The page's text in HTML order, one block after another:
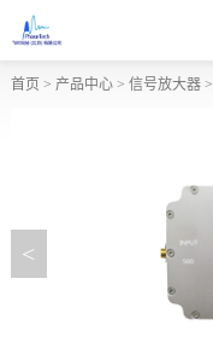
首页 > 产品中心> 信号放大器>
<